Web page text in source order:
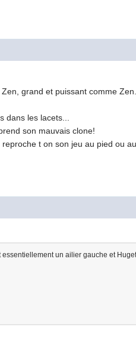
grand et puissant comme
les lacets...
son mauvais clone!
t on son jeu au pied ou
un ailier gauche et